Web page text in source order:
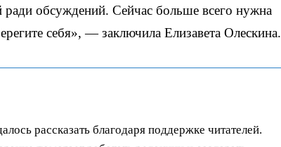
обсуждений. Сейчас больше всего нужна
себя», — заключила Елизавета Олескина.
рассказать благодаря поддержке читателей.